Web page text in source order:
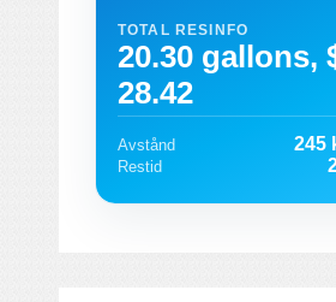
TOTAL RESINFO
20.30 gallons,
28.42
Avstånd 245
Restid